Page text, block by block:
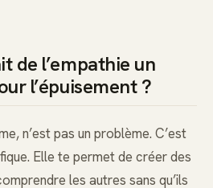
de l’empathie un
l’épuisement ?
n’est pas un problème. C’est
Elle te permet de créer des
les autres sans qu’ils